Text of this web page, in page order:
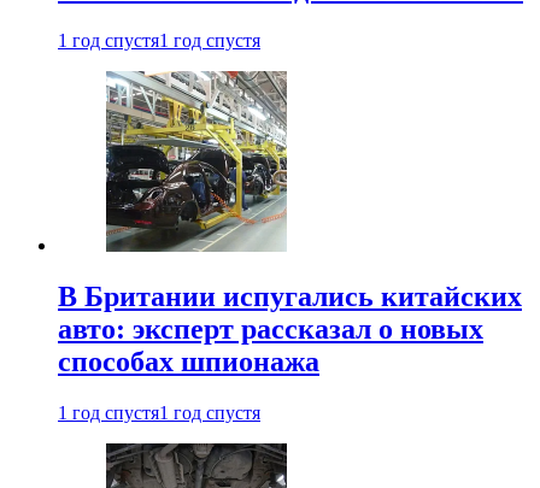
1 год спустя1 год спустя
В Британии испугались китайских
авто: эксперт рассказал о новых
способах шпионажа
1 год спустя1 год спустя